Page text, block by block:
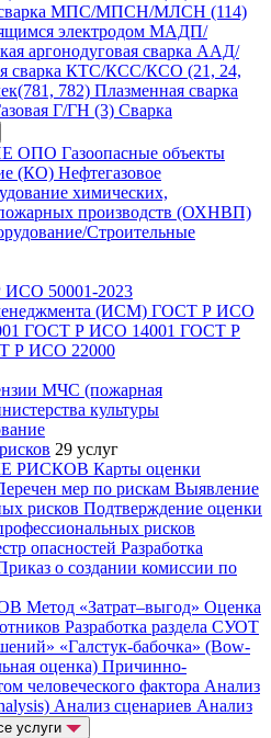
сварка МПС/МПСН/МЛСН (114)
электродом МАДП/
аргонодуговая сварка ААД/
сварка КТС/КСС/КСО (21, 24,
782) Плазменная сварка
Г/ГН (3) Сварка
ОПО Газоопасные объекты
(КО) Нефтегазовое
химических,
производств (ОХНВП)
Строительные
50001-2023
(ИСМ) ГОСТ Р ИСО
ГОСТ Р ИСО 14001 ГОСТ Р
Р ИСО 22000
МЧС (пожарная
культуры
29 услуг
РИСКОВ Карты оценки
мер по рискам Выявление
рисков Подтверждение оценки
рисков
опасностей Разработка
о создании комиссии по
Метод «Затрат–выгод» Оценка
Разработка раздела СУОТ
«Галстук-бабочка» (Bow-
оценка) Причинно-
человеческого фактора Анализ
Анализ сценариев Анализ
услуги